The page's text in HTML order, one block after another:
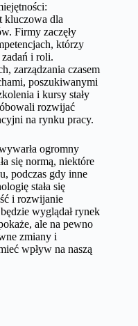
kluczowa dla
Firmy zaczęły
którzy
i roli.
zarządzania czasem
poszukiwanymi
i kursy stały
rozwijać
na rynku pracy.
ogromny
się normą, niektóre
podczas gdy inne
stała się
i rozwijanie
wyglądał rynek
ale na pewno
zmiany i
wpływ na naszą